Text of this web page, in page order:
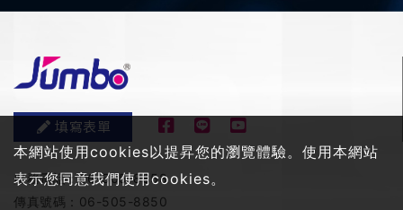
填寫表單
服務電話：06-505-8858
傳真號碼： 06-505-8850
本網站使用cookies以提昇您的瀏覽體驗。使用本網站
表示您同意我們使用cookies。